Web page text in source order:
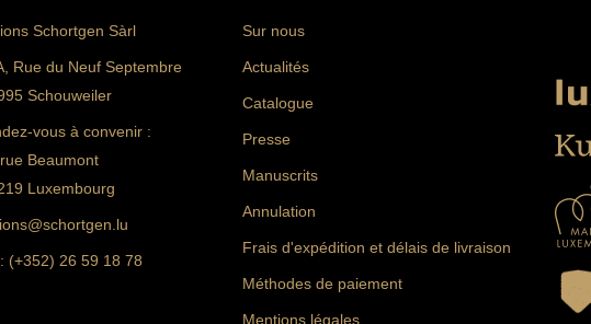
Schortgen Sàrl
Rue du Neuf Septembre
Schouweiler
vous à convenir :
Beaumont
Luxembourg
(+352) 26 59 18 78
Sur nous
Actualités
Catalogue
Presse
Manuscrits
Annulation
Frais d'expédition et délais de livraison
Méthodes de paiement
Mentions légales